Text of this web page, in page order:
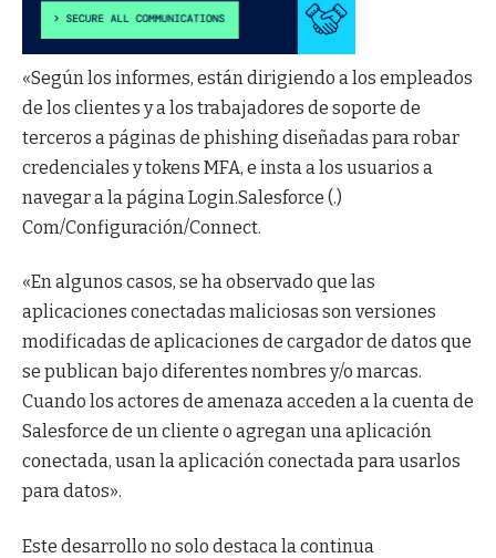
«Según los informes, están dirigiendo a los empleados
de los clientes y a los trabajadores de soporte de
terceros a páginas de phishing diseñadas para robar
credenciales y tokens MFA, e insta a los usuarios a
navegar a la página Login.Salesforce (.)
Com/Configuración/Connect.
«En algunos casos, se ha observado que las
aplicaciones conectadas maliciosas son versiones
modificadas de aplicaciones de cargador de datos que
se publican bajo diferentes nombres y/o marcas.
Cuando los actores de amenaza acceden a la cuenta de
Salesforce de un cliente o agregan una aplicación
conectada, usan la aplicación conectada para usarlos
para datos».
Este desarrollo no solo destaca la continua